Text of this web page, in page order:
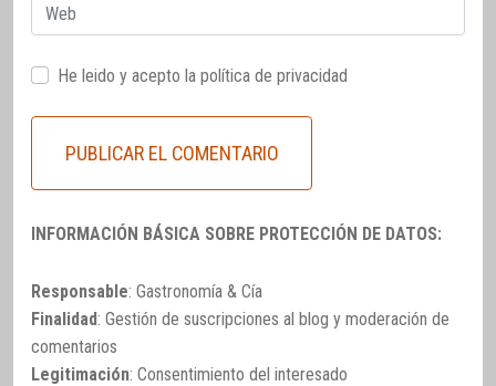
Web
He leido y acepto la política de privacidad
INFORMACIÓN BÁSICA SOBRE PROTECCIÓN DE DATOS:
Responsable: Gastronomía & Cía
Finalidad: Gestión de suscripciones al blog y moderación de
comentarios
Legitimación: Consentimiento del interesado